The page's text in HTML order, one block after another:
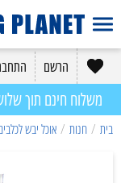
הרשם
משלוח חינם תוך
בית / חנות / אוכל יבש